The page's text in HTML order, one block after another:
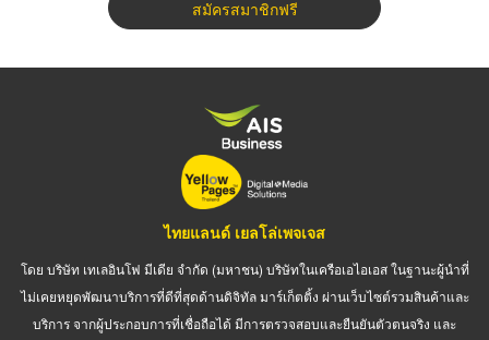
สมัครสมาชิกฟรี
ไทยแลนด์ เยลโล่เพจเจส
โดย บริษัท เทเลอินโฟ มีเดีย จำกัด (มหาชน) บริษัทในเครือเอไอเอส ในฐานะผู้นำที่
ไม่เคยหยุดพัฒนาบริการที่ดีที่สุดด้านดิจิทัล มาร์เก็ตติ้ง ผ่านเว็บไซต์รวมสินค้าและ
บริการ จากผู้ประกอบการที่เชื่อถือได้ มีการตรวจสอบและยืนยันตัวตนจริง และ